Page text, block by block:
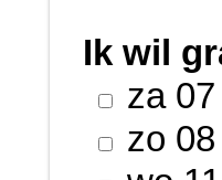
Ik wil
za
zo